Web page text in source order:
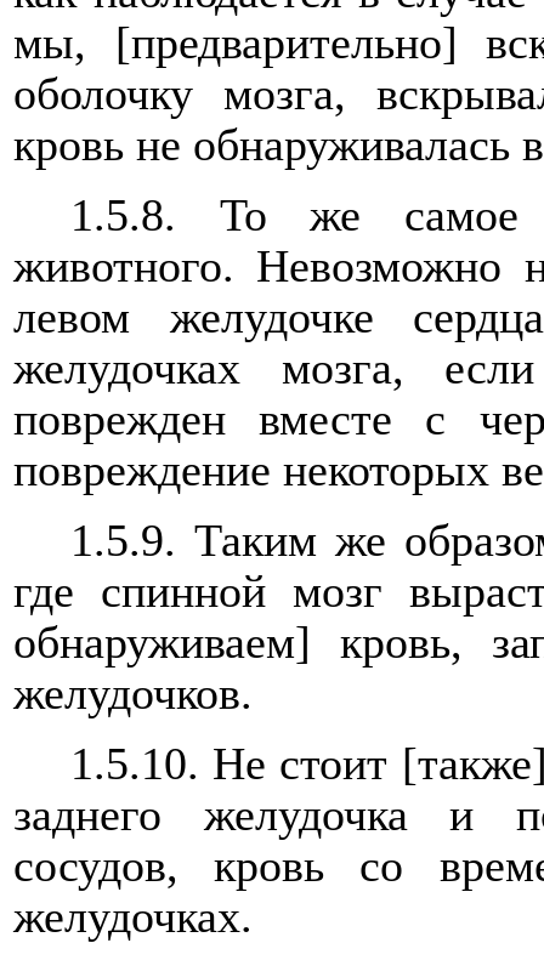
мы, [предварительно]
оболочку мозга,
кровь не обнаруживалась
1.5.8. То же самое
животного. Невозможно
левом желудочке
желудочках мозга,
поврежден вместе с
повреждение некоторых
1.5.9. Таким же
где спинной мозг
обнаруживаем] кровь,
желудочков.
1.5.10. Не стоит
заднего желудочка и
сосудов, кровь со
желудочках.